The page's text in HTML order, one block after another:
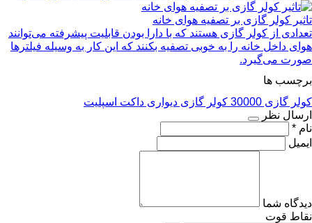
تاثیر کولر گازی بر تصفیه هوای خانه
تعدادی از کولر گازی هستند که با دارا بودن قابلیت پیشرفته می‌توانند
هوای داخل خانه را به خوبی تصفیه بکنند که این کار به وسیله فیلترها
صورت می‌گیرد.
برچسب ها
کولر گازی 30000
کولر گازی دیواری داکت اسپلیت
ارسال نظر
نام *
ایمیل
دیدگاه شما
نقاط قوت